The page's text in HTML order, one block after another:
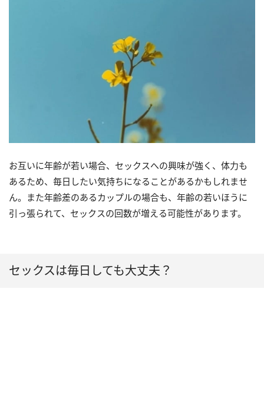
お互いに年齢が若い場合、セックスへの興味が強く、体力も
あるため、毎日したい気持ちになることがあるかもしれませ
ん。また年齢差のあるカップルの場合も、年齢の若いほうに
引っ張られて、セックスの回数が増える可能性があります。
セックスは毎日しても大丈夫？